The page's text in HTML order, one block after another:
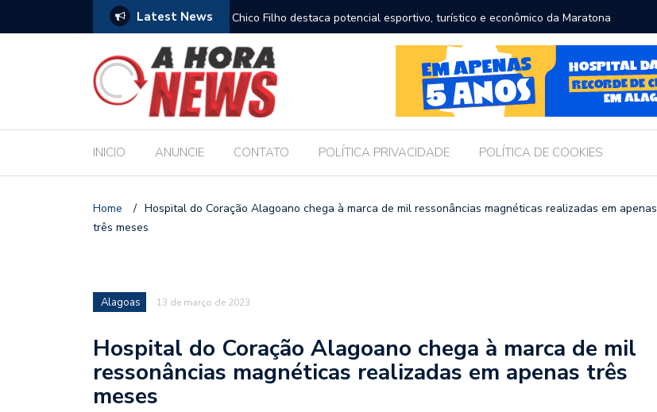
Latest News
escolares e sanciona jornada de 30 horas
Chico Filho destaca potencial esportivo, turístico e econômico da Maratona
Internacional de Maceió
INICIO ANUNCIE CONTATO POLÍTICA PRIVACIDADE POLÍTICA DE COOKIES
Home / Hospital do Coração Alagoano chega à marca de mil ressonâncias magnéticas realizadas em apenas
três meses
Alagoas 13 de março de 2023
Hospital do Coração Alagoano chega à marca de mil
ressonâncias magnéticas realizadas em apenas três
meses